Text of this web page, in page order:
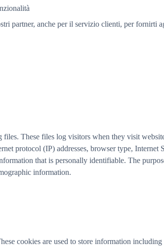
partner, anche per il servizio clienti, per fornirti
These files log visitors when they visit
protocol (IP) addresses, browser type, Internet
that is personally identifiable. The
information.
cookies are used to store information